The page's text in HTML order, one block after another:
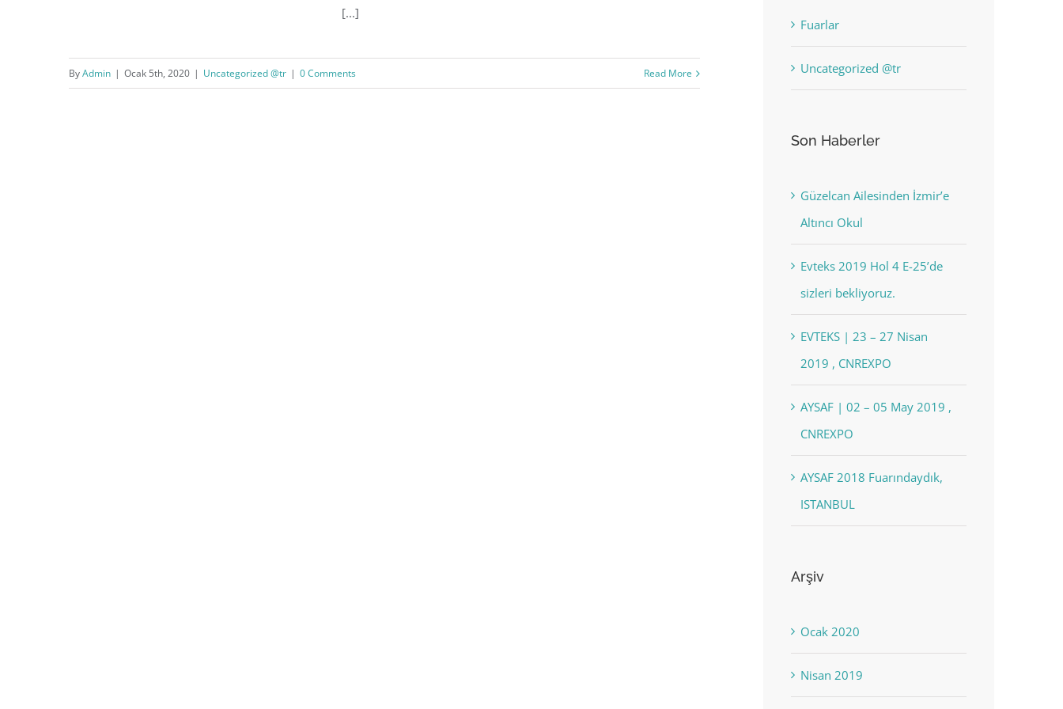
Altıncı Okul
[...]
ByAdmin | Ocak 5th, 2020 | Uncategorized @tr | 0 Comments Read More
Fuarlar
Uncategorized @tr
Son Haberler
Güzelcan Ailesinden İzmir’e
Altıncı Okul
Evteks 2019 Hol 4 E-25’de
sizleri bekliyoruz.
EVTEKS | 23 – 27 Nisan
2019 , CNREXPO
AYSAF | 02 – 05 May 2019 ,
CNREXPO
AYSAF 2018 Fuarındaydık,
ISTANBUL
Arşiv
Ocak 2020
Nisan 2019